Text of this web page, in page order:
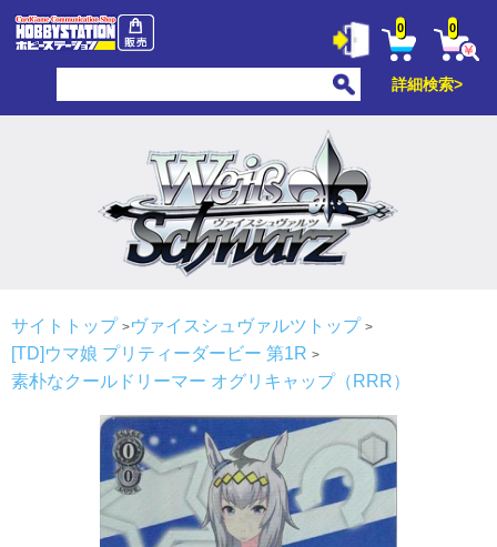
0 0
詳細検索>
サイトトップ
ヴァイスシュヴァルツトップ
[TD]ウマ娘 プリティーダービー 第1R
素朴なクールドリーマー オグリキャップ（RRR）